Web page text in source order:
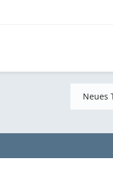
Neues